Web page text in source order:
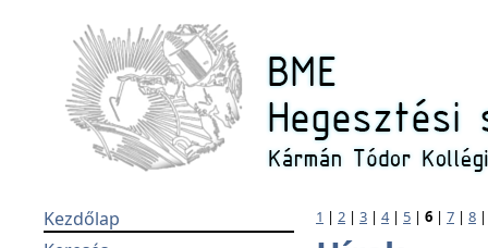
Kezdőlap
1 | 2 | 3 | 4| 5 | 6 | 7 | 8